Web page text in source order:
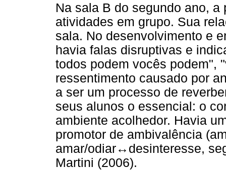
Na sala B do segundo ano,
atividades em grupo. Sua
sala. No desenvolvimento e
havia falas disruptivas e
todos podem vocês podem",
ressentimento causado por
a ser um processo de
seus alunos o essencial: o
ambiente acolhedor. Havia
promotor de ambivalência
amar/odiar↔ desinteresse,
Martini (2006).